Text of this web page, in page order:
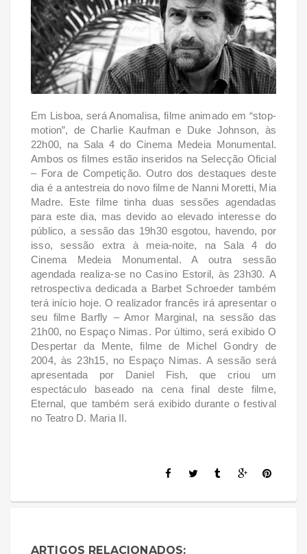
Em Lisboa, será Anomalisa, filme animado em “stop-
motion”, de Charlie Kaufman e Duke Johnson, às
22h00, na Sala 4 do Cinema Medeia Monumental.
Ambos os filmes estão inseridos na Selecção Oficial
– Fora de Competição. Outro dos destaques deste
dia é a antestreia do novo filme de Nanni Moretti, Mia
Madre. Este filme tinha duas sessões agendadas
para este dia, mas devido ao elevado interesse do
público, a sessão das 19h30 esgotou, havendo, por
isso, sessão extra à meia-noite, na Sala 4 do
Cinema Medeia Monumental. A outra sessão
agendada realiza-se no Casino Estoril, às 23h30. A
retrospectiva dedicada a Barbet Schroeder também
terá início hoje. O realizador francês irá apresentar o
seu filme Barfly – Amor Marginal, na sessão das
21h00, no Espaço Nimas. Por último, será exibido O
Despertar da Mente, filme de Michel Gondry de
2004, às 23h15, no Espaço Nimas. A sessão será
apresentada por Daniel Fish, que criou um
espectáculo baseado na cena final deste filme,
Eternal, que também será exibido durante o festival
no Teatro D. Maria II.
ARTIGOS RELACIONADOS: